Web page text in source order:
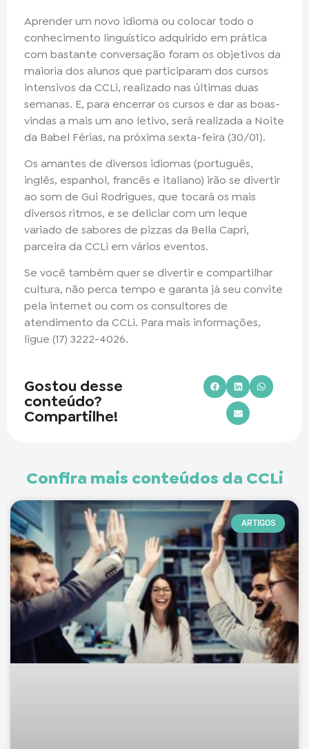
Aprender um novo idioma ou colocar todo o
conhecimento linguístico adquirido em prática
com bastante conversação foram os objetivos da
maioria dos alunos que participaram dos cursos
intensivos da CCLi, realizado nas últimas duas
semanas. E, para encerrar os cursos e dar as boas-
vindas a mais um ano letivo, será realizada a Noite
da Babel Férias, na próxima sexta-feira (30/01).
Os amantes de diversos idiomas (português,
inglês, espanhol, francês e italiano) irão se divertir
ao som de Gui Rodrigues, que tocará os mais
diversos ritmos, e se deliciar com um leque
variado de sabores de pizzas da Bella Capri,
parceira da CCLi em vários eventos.
Se você também quer se divertir e compartilhar
cultura, não perca tempo e garanta já seu convite
pela internet ou com os consultores de
atendimento da CCLi. Para mais informações,
ligue (17) 3222-4026.
Gostou desse
conteúdo?
Compartilhe!
Confira mais conteúdos da CCLi
ARTIGOS